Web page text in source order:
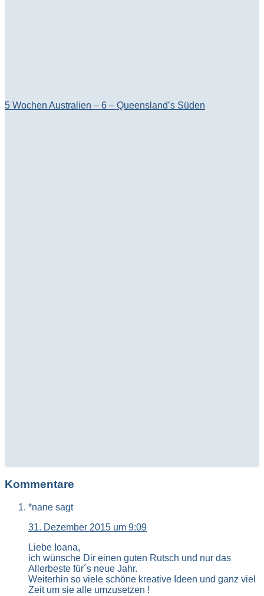
5 Wochen Australien – 6 – Queensland’s Süden
Kommentare
*nane sagt
31. Dezember 2015 um 9:09
Liebe Ioana,
ich wünsche Dir einen guten Rutsch und nur das
Allerbeste für´s neue Jahr.
Weiterhin so viele schöne kreative Ideen und ganz viel
Zeit um sie alle umzusetzen !